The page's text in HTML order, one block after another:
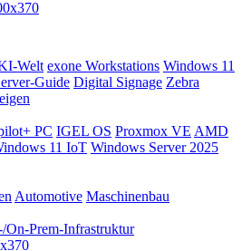
Welt exone Workstations Windows 11
Guide Digital Signage Zebra
PC IGEL OS Proxmox VE AMD
11 IoT Windows Server 2025
Automotive Maschinenbau
On-Prem-Infrastruktur